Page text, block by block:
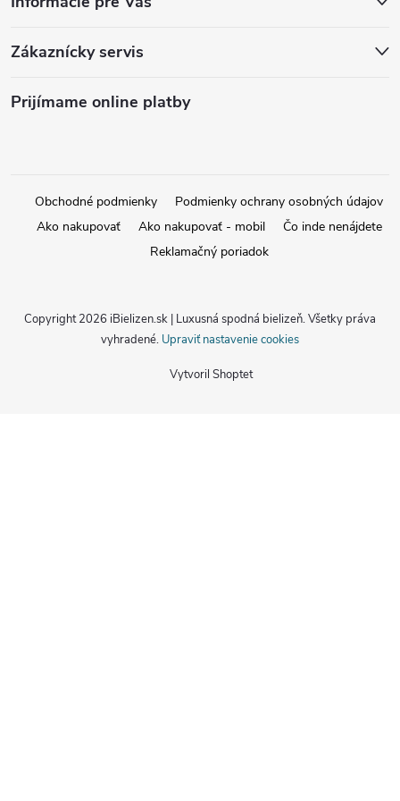
Zákaznícky servis
Prijímame online platby
Obchodné podmienky
Podmienky ochrany osobných údajov
Ako nakupovať
Ako nakupovať - mobil
Čo inde nenájdete
Reklamačný poriadok
Vytvoril Shoptet
Copyright 2026 iBielizen.sk | Luxusná spodná bielizeň. Všetky práva
vyhradené. Upraviť nastavenie cookies